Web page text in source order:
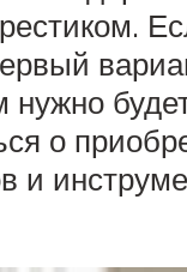
нужно
о
и